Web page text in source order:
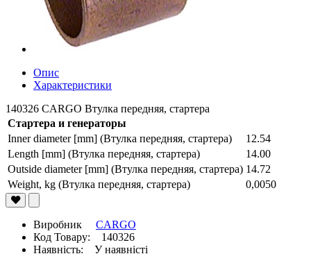
Опис
Характеристики
140326 CARGO Втулка передняя, стартера
Стартера и генераторы
Inner diameter [mm] (Втулка передняя, стартера)
12.54
Length [mm] (Втулка передняя, стартера)
14.00
Outside diameter [mm] (Втулка передняя, стартера) 14.72
Weight, kg (Втулка передняя, стартера)
0,0050
Виробник CARGO
Код Товару: 140326
Наявність: У наявністі